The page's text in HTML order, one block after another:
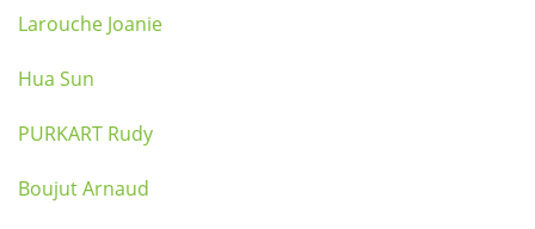
Larouche Joanie
Hua Sun
PURKART Rudy
Boujut Arnaud